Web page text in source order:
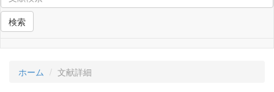
検索
ホーム 文献詳細